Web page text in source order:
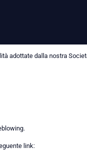
adottate dalla nostra
link: